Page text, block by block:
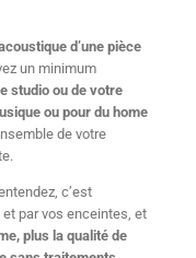
d’une pièce
un minimum
studio ou de votre
ou pour du home
de votre
c’est
et par vos enceintes, et
plus la qualité de